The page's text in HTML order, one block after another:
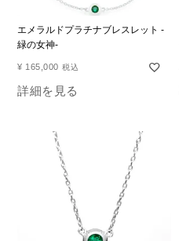
エメラルドプラチナブレスレット -
緑の女神-
¥ 165,000 税込
詳細を見る